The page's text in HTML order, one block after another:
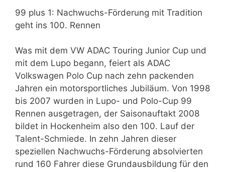
99 plus 1: Nachwuchs-Förderung mit Tradition
geht ins 100. Rennen
Was mit dem VW ADAC Touring Junior Cup und
mit dem Lupo begann, feiert als ADAC
Volkswagen Polo Cup nach zehn packenden
Jahren ein motorsportliches Jubiläum. Von 1998
bis 2007 wurden in Lupo- und Polo-Cup 99
Rennen ausgetragen, der Saisonauftakt 2008
bildet in Hockenheim also den 100. Lauf der
Talent-Schmiede. In zehn Jahren dieser
speziellen Nachwuchs-Förderung absolvierten
rund 160 Fahrer diese Grundausbildung für den